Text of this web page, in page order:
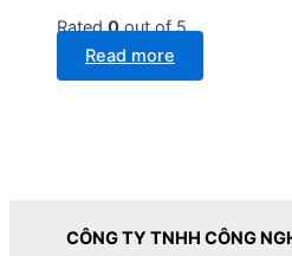
Rated0out of 5
Read more
CÔNG TY TNHH CÔNG